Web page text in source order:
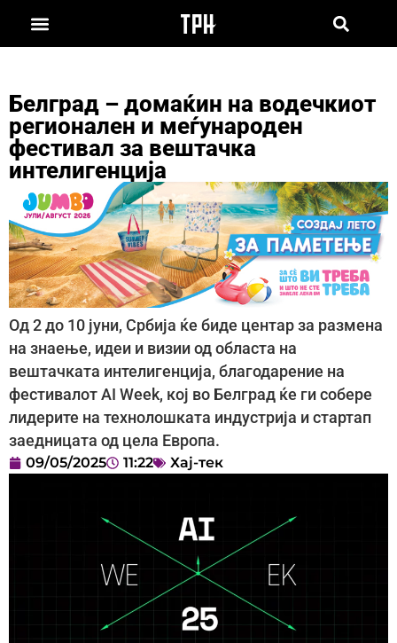
Белград – домаќин на водечкиот
регионален и меѓународен
фестивал за вештачка
интелигенција
Од 2 до 10 јуни, Србија ќе биде центар за размена
на знаење, идеи и визии од областа на
вештачката интелигенција, благодарение на
фестивалот AI Week, кој во Белград ќе ги собере
лидерите на технолошката индустрија и стартап
заедницата од цела Европа.
09/05/2025 11:22 Хај-тек